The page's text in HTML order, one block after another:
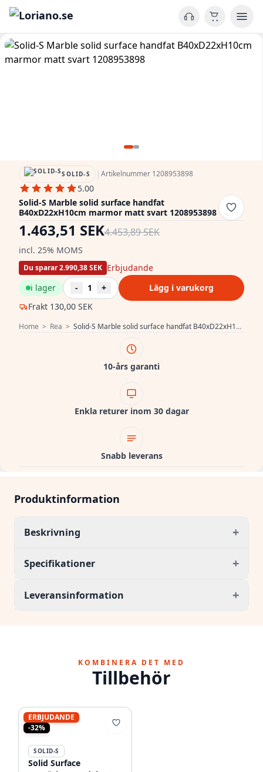
Home > Rea > Solid-S Marble solid surface handfat B40xD22xH10cm marmor matt svart 1208953898
SOLID-S | Artikelnummer 1208953898
5.00
Solid-S Marble solid surface handfat
B40xD22xH10cm marmor matt svart 1208953898
1.463,51 SEK4.453,89 SEK
incl. 25% MOMS
Du sparar 2.990,38 SEK Erbjudande
Frakt 130,00 SEK
i lager - 1 + Lägg i varukorg
10-års garanti
Enkla returer inom 30 dagar
Snabb leverans
Produktinformation
Beskrivning +
Specifikationer +
Leveransinformation +
KOMBINERA DET MED
Tillbehör
ERBJUDANDE
-32%
SOLID-S
Solid Surface